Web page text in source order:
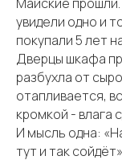
увидели одно и
покупали 5 лет
Дверцы шкафа
разбухла от
отапливается,
кромкой - влага
И мысль одна:
тут и так